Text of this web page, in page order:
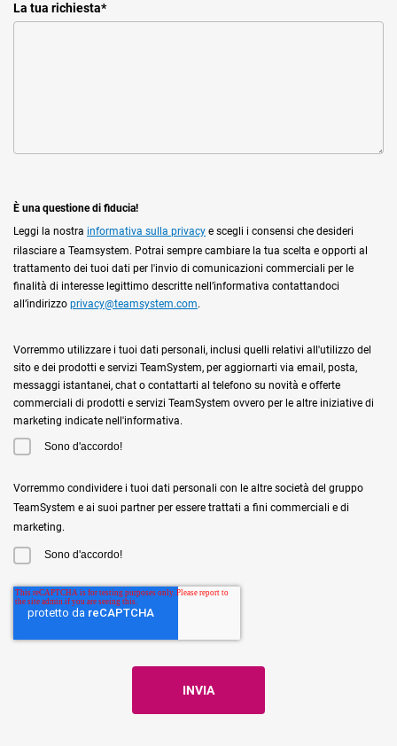
La tua richiesta*
È una questione di fiducia!
Leggi la nostra informativa sulla privacy e scegli i consensi che desideri
rilasciare a Teamsystem. Potrai sempre cambiare la tua scelta e opporti al
trattamento dei tuoi dati per l'invio di comunicazioni commerciali per le
finalità di interesse legittimo descritte nell’informativa contattandoci
all’indirizzo privacy@teamsystem.com.
Vorremmo utilizzare i tuoi dati personali, inclusi quelli relativi all'utilizzo del
sito e dei prodotti e servizi TeamSystem, per aggiornarti via email, posta,
messaggi istantanei, chat o contattarti al telefono su novità e offerte
commerciali di prodotti e servizi TeamSystem ovvero per le altre iniziative di
marketing indicate nell'informativa.
Sono d'accordo!
Vorremmo condividere i tuoi dati personali con le altre società del gruppo
TeamSystem e ai suoi partner per essere trattati a fini commerciali e di
marketing.
Sono d'accordo!